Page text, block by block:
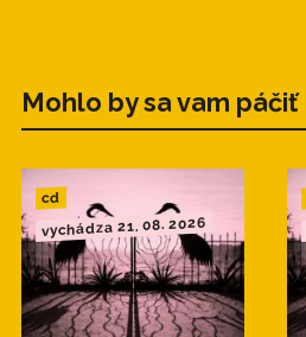
Mohlo by sa vam páčiť
cd
vychádza 21. 08. 2026